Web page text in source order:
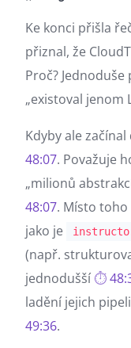
Ke konci přišla
přiznal, že
Proč?
„existoval jenom
Kdyby ale začínal
48:07. Považuje
„milionů
48:07. Místo toho
jako je
(např.
jednodušší
ladění jejich
49:36.